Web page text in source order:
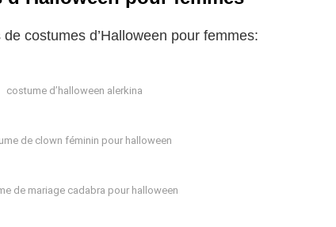
costumes d’Halloween pour femmes:
costume d’halloween alerkina
de clown féminin pour halloween
de mariage cadabra pour halloween